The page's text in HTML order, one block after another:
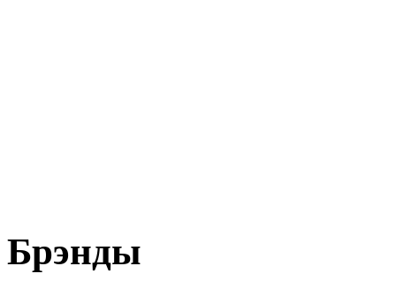
Брэнды